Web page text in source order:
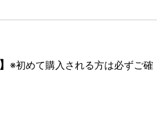
※初めて購入される方は必ずご確